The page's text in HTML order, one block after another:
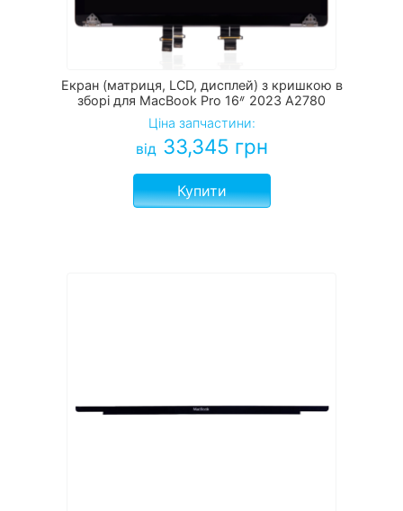
Екран (матриця, LCD, дисплей) з кришкою в
зборі для MacBook Pro 16ᐥ 2023 А2780
Ціна запчастини:
від 33,345 грн
Купити